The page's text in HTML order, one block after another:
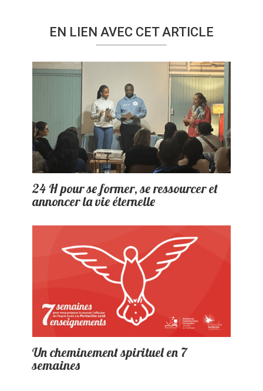
EN LIEN AVEC CET ARTICLE
24 H pour se former, se ressourcer et
annoncer la vie éternelle
Un cheminement spirituel en 7
semaines